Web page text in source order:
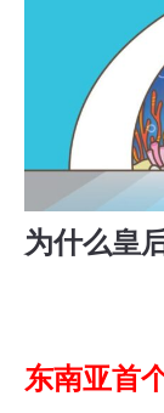
为什么皇
东南亚首